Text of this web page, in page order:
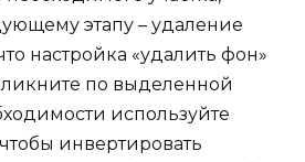
этапу – удаление
настройка «удалить фон»
по выделенной
используйте
инвертировать